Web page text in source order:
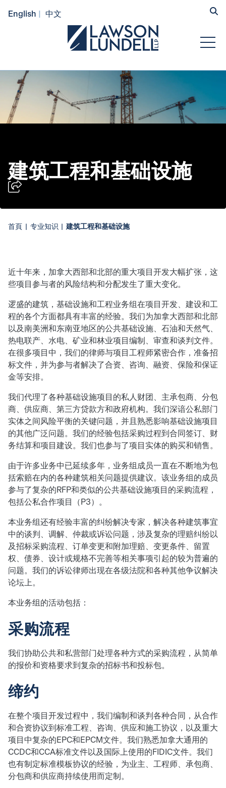
English 中文 Submit
建筑工程和基础设施
首頁 | 专业知识 | 建筑工程和基础设施
近十年来，加拿大西部和北部的重大项目开发大幅扩张，这
些项目参与者的风险结构和分配发生了重大变化。
逻盛的建筑，基础设施和工程业务组在项目开发、建设和工
程的各个方面都具有丰富的经验。我们为加拿大西部和北部
以及南美洲和东南亚地区的公共基础设施、石油和天然气、
热电联产、水电、矿业和林业项目编制、审查和谈判文件。
在很多项目中，我们的律师与项目工程师紧密合作，准备招
标文件，并为参与者解决了合资、咨询、融资、保险和保证
金等安排。
我们代理了各种基础设施项目的私人财团、主承包商、分包
商、供应商、第三方贷款方和政府机构。我们深谙公私部门
实体之间风险平衡的关键问题，并且熟悉影响基础设施项目
的其他广泛问题。我们的经验包括采购过程到合同签订、财
务结算和项目建设。我们也参与了项目实体的购买和销售。
由于许多业务中已延续多年，业务组成员一直在不断地为包
括索赔在内的各种建筑相关问题提供建议。该业务组的成员
参与了复杂的RFP和类似的公共基础设施项目的采购流程，
包括公私合作项目（P3）。
本业务组还有经验丰富的纠纷解决专家，解决各种建筑事宜
中的谈判、调解、仲裁或诉讼问题，涉及复杂的理赔纠纷以
及招标采购流程、订单变更和附加理赔、变更条件、留置
权、债券、设计或规格不完善等相关事项引起的较为普遍的
问题。我们的诉讼律师出现在各级法院和各种其他争议解决
论坛上。
本业务组的活动包括：
采购流程
我们协助公共和私营部门处理各种方式的采购流程，从简单
的报价和资格要求到复杂的招标书和投标包。
缔约
在整个项目开发过程中，我们编制和谈判各种合同，从合作
和合资协议到标准工程、咨询、供应和施工协议，以及重大
项目中复杂的EPC和EPCM文件。我们熟悉加拿大通用的
CCDC和CCA标准文件以及国际上使用的FIDIC文件。我们
也有制定标准模板协议的经验，为业主、工程师、承包商、
分包商和供应商持续使用而定制。